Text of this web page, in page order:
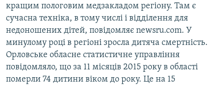
кращим пологовим медзакладом регіону. Там є
сучасна техніка, в тому числі і відділення для
недоношених дітей, повідомляє newsru.com. У
минулому році в регіоні зросла дитяча смертність.
Орловське обласне статистичне управління
повідомляло, що за 11 місяців 2015 року в області
померли 74 дитини віком до року. Це на 15